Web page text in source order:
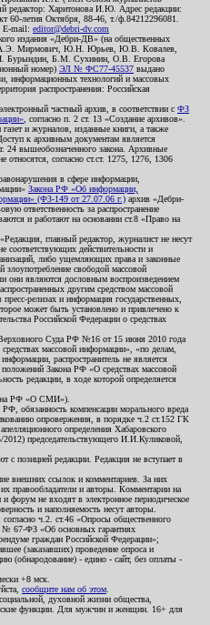
редактор: Харитонова И.Ю. Адрес редакции:
60-летия Октября, 88-46, т./ф.84212296081.
. E-mail: editor@debri-dv.com
издания «Дебри-ДВ» (на общественных
Мирмович, Ю.Н. Юрьев, Ю.В. Ковалев,
Б.М. Сухинин, О.В. Егорова
номер) ЭЛ № ФС77-45537 выдано
информационных технологий и массовых
распространения: Российская
частный архив, в соответствии с ФЗ
, согласно п. 2 ст. 13 «Создание архивов».
и журналов, изданные книги, а также
к архивным документам является
24 вышеобозначенного закона. Архивные
относятся, согласно ст.ст. 1275, 1276, 1306
в сфере информации,
Закона РФ «Об информации,
(ФЗ-149 от 27.07.06 г.) архив «Дебри-
ответственность за распространение
и работают на основании ст.8 «Право на
главный редактор, журналист не несут
соответствующих действительности и
либо ущемляющих права и законные
свободой массовой
они являются дословным воспроизведением
другим средством массовой
релизах и информация государственных,
может быть установлено и привлечено к
Российской Федерации о средствах
Суда РФ №16 от 15 июня 2010 года
массовой информации», «по делам,
распространитель не является
Закона РФ «О средствах массовой
редакции, в ходе которой определяется
РФ «О СМИ»).
обязанность компенсации морального вреда
опровержения, в порядке ч.2 ст.152 ГК
определения Хабаровского
председательствующего И.И.Куликовой,
с позицией редакции. Редакция не вступает в
внешних ссылок и комментариев. За них
правообладатели и авторы. Комментарии на
форум не входят в электронное периодическое
и наполняемость несут авторы.
ч.2. ст.46 «Опросы общественного
№ 67-ФЗ «Об основных гарантиях
граждан Российской Федерации»;
(заказавших) проведение опроса и
(обнародование) - едино - сайт, без оплаты -
+8 мск.
сообщите нам об этом
духовной жизни общества,
функции. Для мужчин и женщин. 16+ для